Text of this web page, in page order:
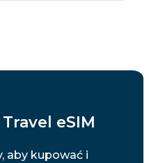
eSIM
aby kupować i